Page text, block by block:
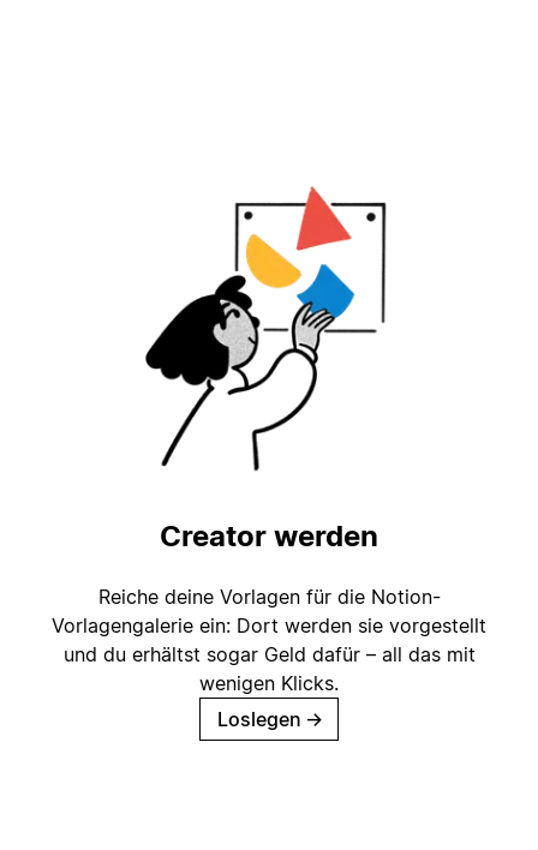
Creator werden
Reiche deine Vorlagen für die Notion-
Vorlagengalerie ein: Dort werden sie vorgestellt
und du erhältst sogar Geld dafür – all das mit
wenigen Klicks.
Loslegen →